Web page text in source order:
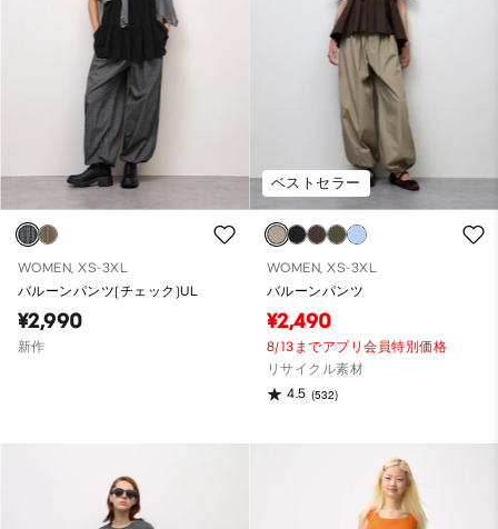
WOMEN, XS-3XL
バルーンパンツ(チェック)UL
¥2,990
新作
ベストセラー
WOMEN, XS-3XL
バルーンパンツ
¥2,490
8/13までアプリ会員特別価格
リサイクル素材
4.5 (532)